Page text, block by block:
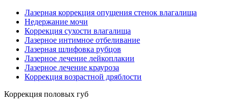
Лазерная коррекция опущения стенок влагалища
Недержание мочи
Коррекция сухости влагалища
Лазерное интимное отбеливание
Лазерная шлифовка рубцов
Лазерное лечение лейкоплакии
Лазерное лечение крауроза
Коррекция возрастной дряблости
Коррекция половых губ